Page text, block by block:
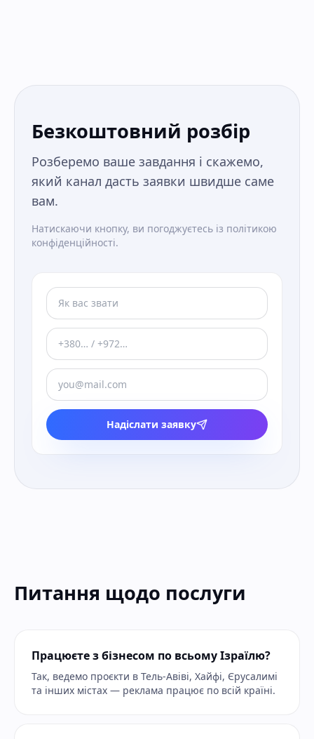
Безкоштовний розбір
Розберемо ваше завдання і скажемо,
який канал дасть заявки швидше саме
вам.
Натискаючи кнопку, ви погоджуєтесь із політикою
конфіденційності.
Надіслати заявку
Питання щодо послуги
Працюєте з бізнесом по всьому Ізраїлю?
Так, ведемо проєкти в Тель-Авіві, Хайфі, Єрусалимі
та інших містах — реклама працює по всій країні.